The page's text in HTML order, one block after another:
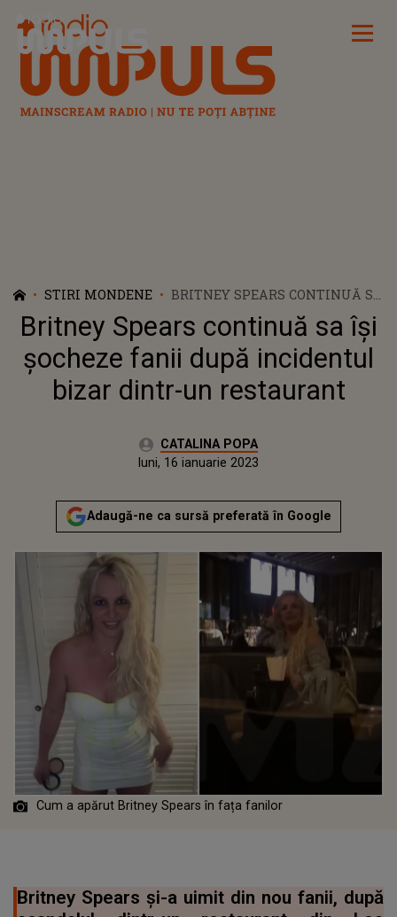
Radio Impuls
STIRI MONDENE
BRITNEY SPEARS CONTINUĂ SA
ÎȘI ȘOCHEZE FANII DUPĂ
INCIDENTUL BIZAR DINTR-UN
RESTAURANT
Britney Spears continuă sa își
șocheze fanii după incidentul
bizar dintr-un restaurant
Autor:CATALINA POPA
Publicat:
luni, 16 ianuarie 2023
Adaugă-ne ca sursă preferată în Google
Cum a apărut Britney Spears în fața fanilor
Britney Spears și-a uimit din nou fanii, după